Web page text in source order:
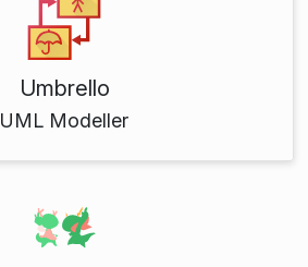
Umbrello
UML Modeller